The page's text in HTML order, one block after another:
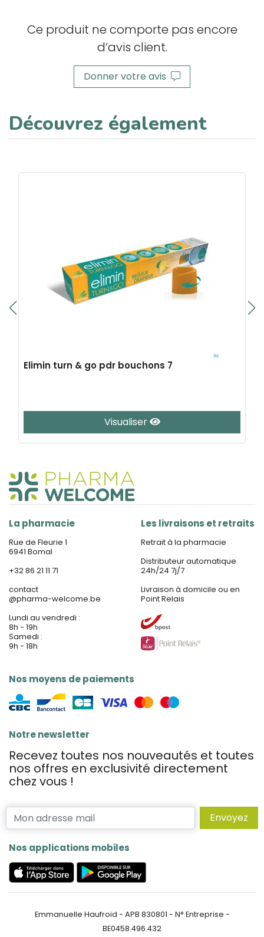
Ce produit ne comporte pas encore
d’avis client.
Donner votre avis
Découvrez également
Elimin turn & go pdr bouchons 7
Visualiser
La pharmacie
Rue de Fleurie 1
6941 Bomal
+32 86 21 11 71
contact
@pharma-welcome.be
Lundi au vendredi :
8h - 19h
Samedi :
9h - 18h
Nos moyens de paiements
Les livraisons et retraits
Retrait à la pharmacie
Distributeur automatique
24h/24 7j/7
Livraison à domicile ou en
Point Relais
Notre newsletter
Recevez toutes nos nouveautés et toutes
nos offres en exclusivité directement
chez vous !
Envoyez
Nos applications mobiles
Emmanuelle Haufroid - APB 830801 - N° Entreprise -
BE0458.496.432